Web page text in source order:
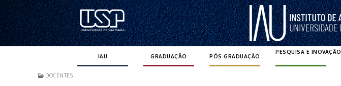
Pular
para
o
IAU GRADUAÇÃO PÓS GRADUAÇÃO
PESQUISA E INOVAÇÃO
DOCENTES